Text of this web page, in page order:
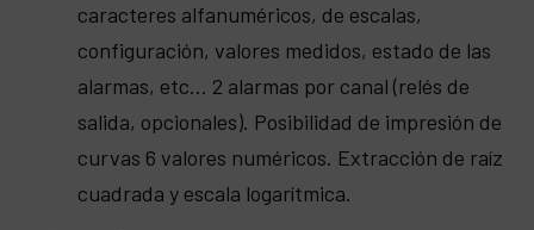
caracteres alfanuméricos, de escalas,
configuración, valores medidos, estado de las
alarmas, etc… 2 alarmas por canal (relés de
salida, opcionales). Posibilidad de impresión de
curvas 6 valores numéricos. Extracción de raíz
cuadrada y escala logarítmica.